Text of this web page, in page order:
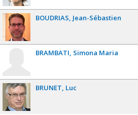
BOUDRIAS Jean-Sébastien
BRAMBATI Simona Maria
BRUNET Luc